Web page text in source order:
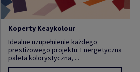
Koperty Keaykolour
Idealne uzupełnienie każdego
prestiżowego projektu. Energetyczna
paleta kolorystyczna, ...